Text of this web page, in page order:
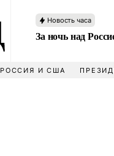
Новость часа
За ночь над
РОССИЯ И США